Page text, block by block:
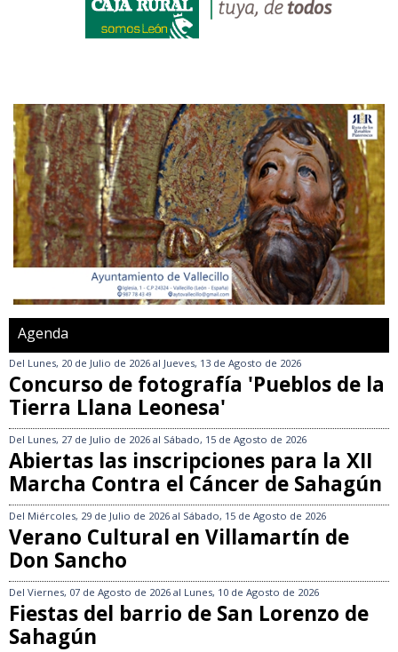
Agenda
Del Lunes, 20 de Julio de 2026 al Jueves, 13 de Agosto de 2026
Concurso de fotografía 'Pueblos de la
Tierra Llana Leonesa'
Del Lunes, 27 de Julio de 2026 al Sábado, 15 de Agosto de 2026
Abiertas las inscripciones para la XII
Marcha Contra el Cáncer de Sahagún
Del Miércoles, 29 de Julio de 2026 al Sábado, 15 de Agosto de 2026
Verano Cultural en Villamartín de
Don Sancho
Del Viernes, 07 de Agosto de 2026 al Lunes, 10 de Agosto de 2026
Fiestas del barrio de San Lorenzo de
Sahagún